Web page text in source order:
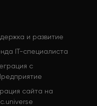
и развитие
IT-специалиста
с
сайта на